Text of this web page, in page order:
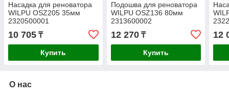
Насадка для реноватора
WILPU OSZ205 35мм
2320500001
10 705 ₸
Купить
Подошва для реноватора
WILPU OSZ136 80мм
2313600002
12 270₸
Купить
12
О нас